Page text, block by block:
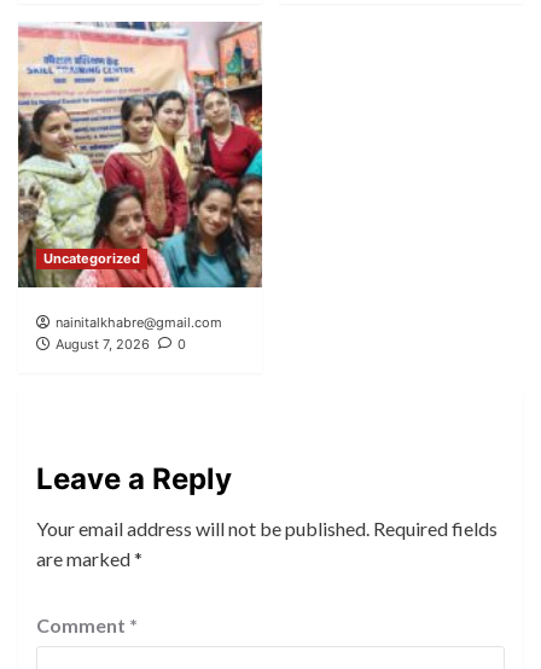
Uncategorized
nainitalkhabre@gmail.com
August 7, 2026
0
Leave a Reply
Your email address will not be published. Required fields
are marked*
Comment *